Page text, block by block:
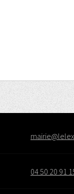
04 50 20 91